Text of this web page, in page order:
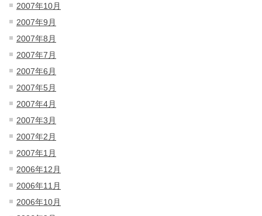
2007年10月
2007年9月
2007年8月
2007年7月
2007年6月
2007年5月
2007年4月
2007年3月
2007年2月
2007年1月
2006年12月
2006年11月
2006年10月